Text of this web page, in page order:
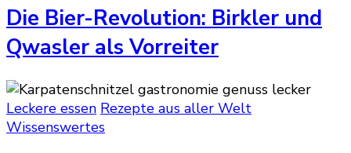
Die Bier-Revolution: Birkler und
Qwasler als Vorreiter
Leckere essen Rezepte aus aller Welt
Wissenswertes